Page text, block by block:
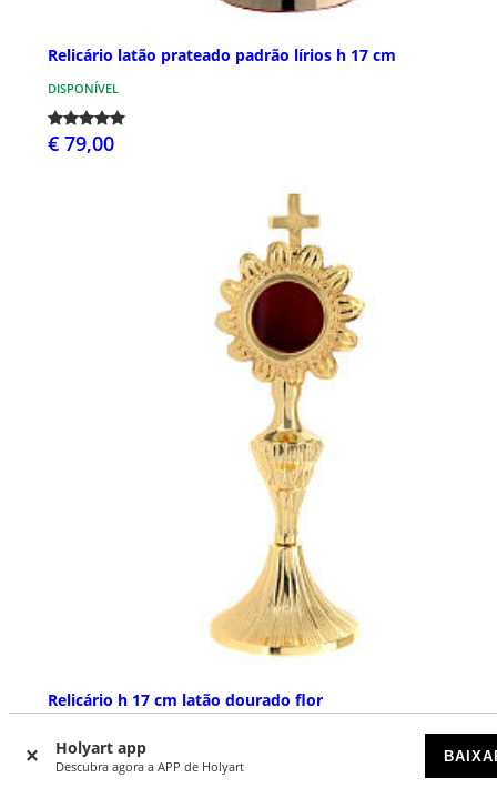
Holyart app
Descubra agora a APP de Holyart
Relicário latão prateado padrão lírios h 17 cm
DISPONÍVEL
€ 79,00
Relicário h 17 cm latão dourado flor